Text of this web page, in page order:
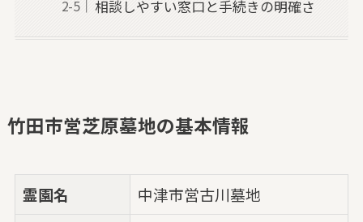
相談しやすい窓口と手続きの明確さ
竹田市営芝原墓地の基本情報
霊園名 中津市営古川墓地